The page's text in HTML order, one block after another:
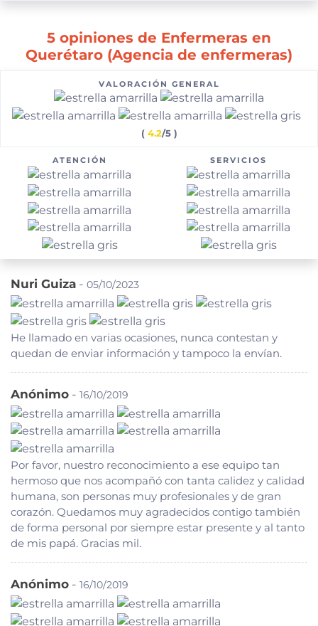
5 opiniones de Enfermeras en
Querétaro (Agencia de enfermeras)
VALORACIÓN GENERAL
( 4.2/5 )
ATENCIÓN SERVICIOS
Nuri Guiza - 05/10/2023
He llamado en varias ocasiones, nunca contestan y
quedan de enviar información y tampoco la envían.
Anónimo - 16/10/2019
Por favor, nuestro reconocimiento a ese equipo tan
hermoso que nos acompañó con tanta calidez y calidad
humana, son personas muy profesionales y de gran
corazón. Quedamos muy agradecidos contigo también
de forma personal por siempre estar presente y al tanto
de mis papá. Gracias mil.
Anónimo - 16/10/2019